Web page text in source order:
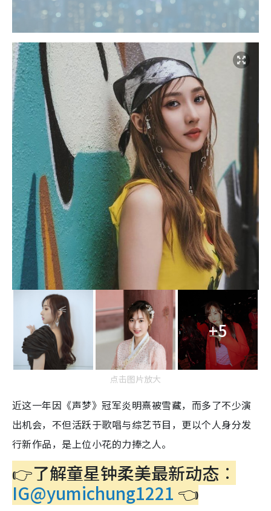
+5
点击图片放大
近这一年因《声梦》冠军炎明熹被雪藏，而多了不少演
出机会，不但活跃于歌唱与综艺节目，更以个人身分发
行新作品，是上位小花的力捧之人。
👉了解童星钟柔美最新动态︰
IG@yumichung1221 👈